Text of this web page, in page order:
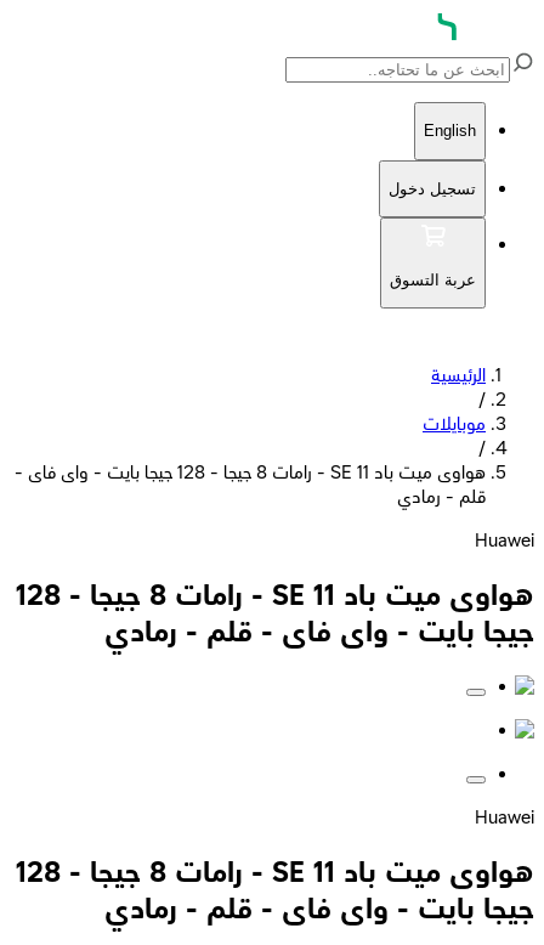
English
تسجيل دخول
عربة التسوق
الرئيسية
/
موبايلات
/
هواوى ميت باد SE 11 - رامات 8 جيجا - 128 جيجا بايت - واى فاى -
قلم - رمادي
Huawei
هواوى ميت باد SE 11 - رامات 8 جيجا - 128
جيجا بايت - واى فاى - قلم - رمادي
Huawei
هواوى ميت باد SE 11 - رامات 8 جيجا - 128
جيجا بايت - واى فاى - قلم - رمادي